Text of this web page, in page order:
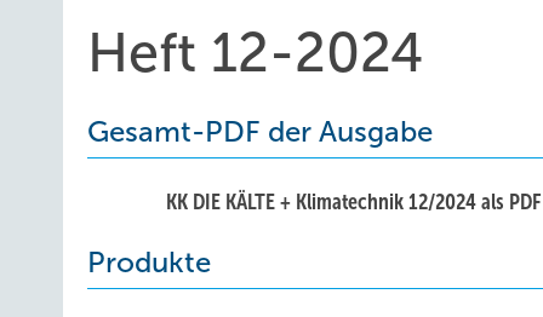
Heft 12-2024
Gesamt-PDF der Ausgabe
KK DIE KÄLTE + Klimatechnik 12/2024 als
Produkte